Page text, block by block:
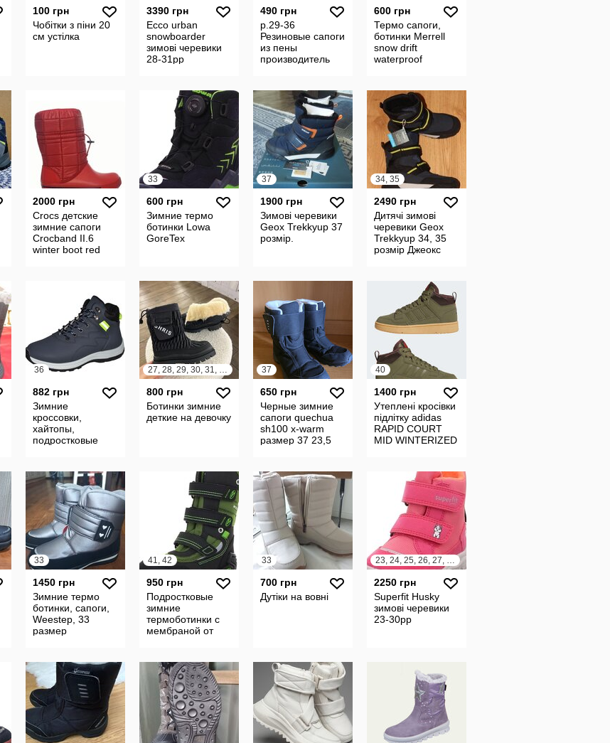
100 грн
Чобітки з піни 20
см устілка
3390 грн
Ecco urban
snowboarder
зимові черевики
28-31рр
490 грн
р.29-36
Резиновые сапоги
из пены
производитель
600 грн
Термо сапоги,
ботинки Merrell
snow drift
waterproof
2000 грн
Crocs детские
зимние сапоги
Crocband II.6
winter boot red
33
600 грн
Зимние термо
ботинки Lowa
GoreTex
37
1900 грн
Зимові черевики
Geox Trekkyup 37
розмір.
34, 35
2490 грн
Дитячі зимові
черевики Geox
Trekkyup 34, 35
розмір Джеокс
36
882 грн
Зимние
кроссовки,
хайтопы,
подростковые
442
27, 28, 29, 30, 31, 32
800 грн
Ботинки зимние
деткие на девочку
37
650 грн
Черные зимние
сапоги quechua
sh100 x-warm
размер 37 23,5
липучках
тракторны
40
1400 грн
Утеплені кросівки
підлітку adidas
RAPID COURT
MID WINTERIZED
33
1450 грн
Зимние термо
ботинки, сапоги,
Weestep, 33
размер
41, 42
950 грн
Подростковые
зимние
термоботинки с
мембраной от
33
700 грн
Дутіки на вовні
23, 24, 25, 26, 27, 28, 29, 30
2250 грн
Superfit Husky
зимові черевики
23-30рр